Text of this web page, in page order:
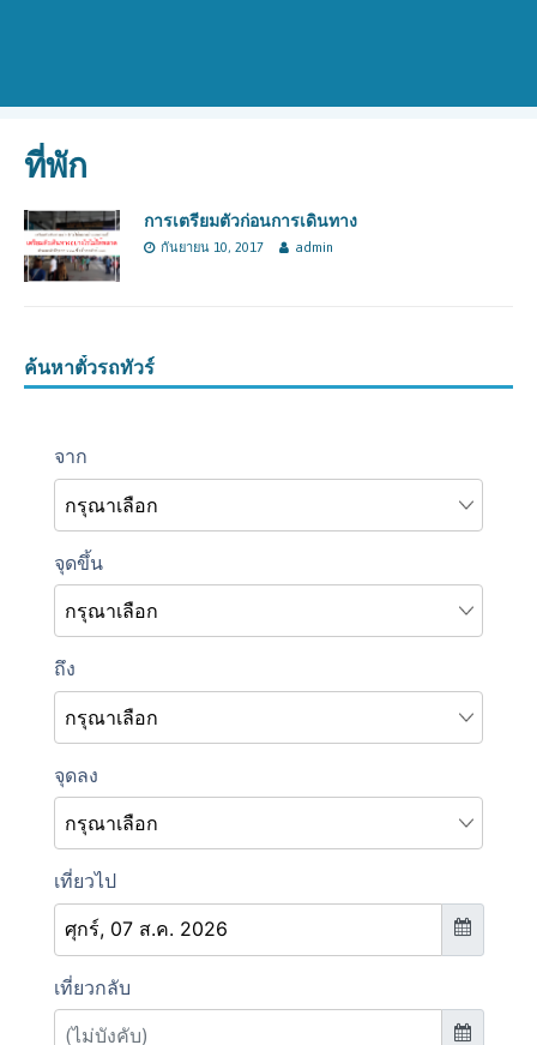
ที่พัก
การเตรียมตัวก่อนการเดินทาง
กันยายน 10, 2017 admin
ค้นหาตั๋วรถทัวร์